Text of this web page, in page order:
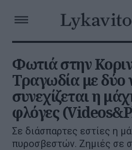
Φωτιά στην
Τραγωδία με δύο
συνεχίζεται η
φλόγες
Σε διάσπαρτες εστίες η
πυροσβεστών. Ζημιές σε